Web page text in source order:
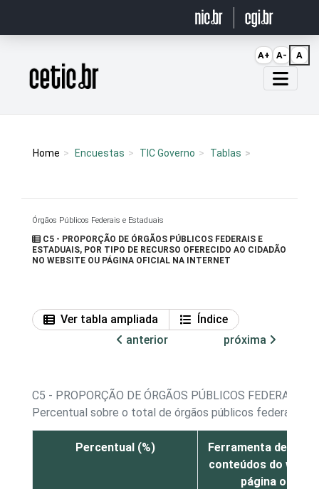
Página inicial
Home Encuestas TIC Governo Tablas
Órgãos Públicos Federais e Estaduais
C5 - PROPORÇÃO DE ÓRGÃOS PÚBLICOS FEDERAIS E
ESTADUAIS, POR TIPO DE RECURSO OFERECIDO AO CIDADÃO
NO WEBSITE OU PÁGINA OFICIAL NA INTERNET
Ver tabla ampliada
Índice
anterior
próxima
C5 - PROPORÇÃO DE ÓRGÃOS PÚBLICOS FEDERAIS
Percentual sobre o total de órgãos públicos federais e
Percentual (%)
Ferramenta de
conteúdos do
página oficial
A+ A- A